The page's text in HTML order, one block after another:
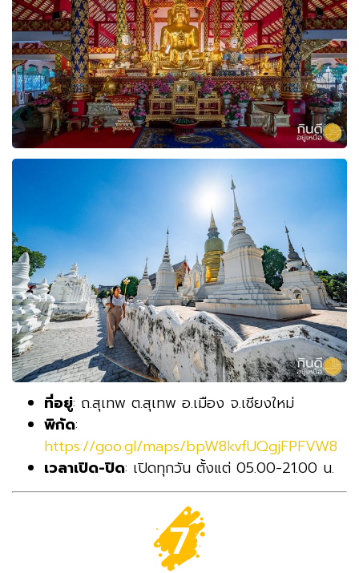
ที่อยู่: ถ.สุเทพ ต.สุเทพ อ.เมือง จ.เชียงใหม่
พิกัด:
https://goo.gl/maps/bpW8kvfUQgjFPFVW8
เวลาเปิด-ปิด: เปิดทุกวัน ตั้งแต่ 05.00-21.00 น.